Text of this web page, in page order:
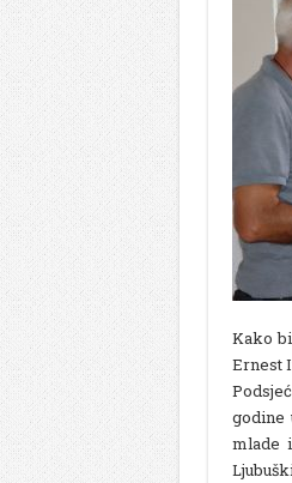
Kako
Ernest
godine
mlade